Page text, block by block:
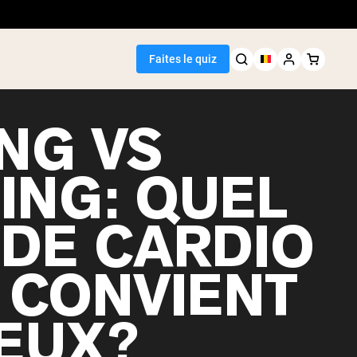
Faites le quiz
Meilleure Vente
pois
VS
QUEL
CARDIO